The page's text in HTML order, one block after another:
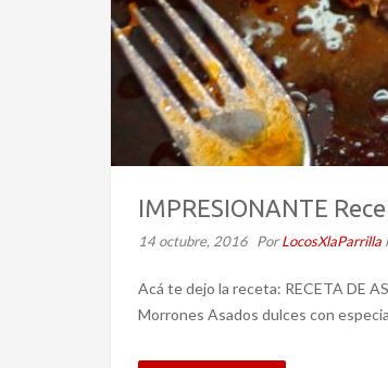
IMPRESIONANTE
14 octubre, 2016 PorLocosXlaParrilla
Acá te dejo la receta: RECETA DE
Morrones Asados dulces con